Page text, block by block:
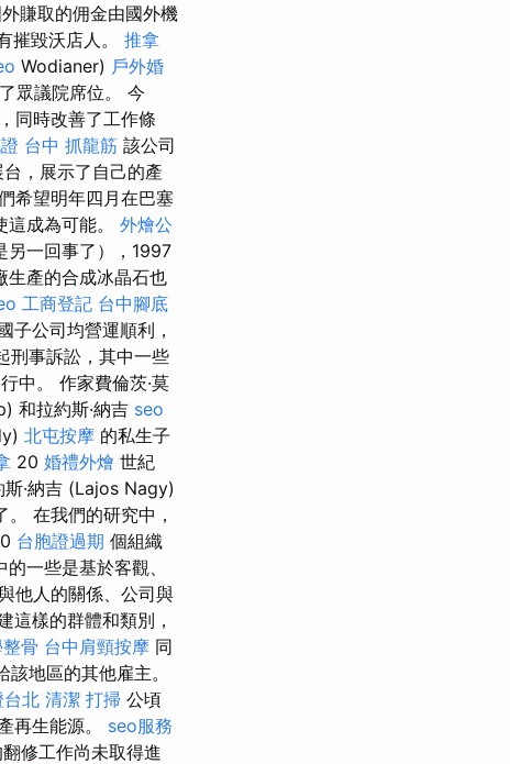
賺取的佣金由國外機
摧毀沃店人。 推拿
Wodianer) 戶外婚
眾議院席位。 今
同時改善了工作條
台中 抓龍筋 該公司
台，展示了自己的產
希望明年四月在巴塞
成為可能。 外燴公
另一回事了），1997
生產的合成冰晶石也
工商登記 台中腳底
子公司均營運順利，
刑事訴訟，其中一些
中。 作家費倫茨·莫
和拉約斯·納吉 seo
北屯按摩 的私生子
20 婚禮外燴 世紀
·納吉 (Lajos Nagy)
在我們的研究中，
台胞證過期 個組織
一些是基於客觀、
他人的關係、公司與
這樣的群體和類別，
骨 台中肩頸按摩 同
地區的其他雇主。
台北 清潔 打掃 公頃
再生能源。 seo服務
修工作尚未取得進